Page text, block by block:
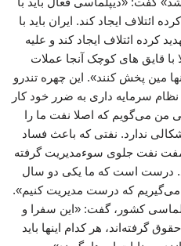
ائتلاف ایجاد کند. ایران باید با
کرده ائتلاف ایجاد کند و علیه
با قایق های کوچک آنجا عملات
مین پخش کنند». این چهره تندرو
سرمایه داری به ضرر خود کار
من می‌گویم که اصلا نفت ما را
اشکالی ندارد. نفتی که باعث فساد
نفت جلوی سوءمدیریت گرفته
درست است که ما یکی دو سال
می‌گیریم که درست مدیریت کنیم».
کشور، گفت: «این سفرا و
گرفته‌اند، هر کدام اینها باید